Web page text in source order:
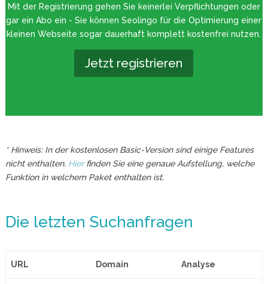
Mit der Registrierung gehen Sie keinerlei Verpflichtungen oder
gar ein Abo ein - Sie können Seolingo für die Optimierung einer
kleinen Webseite sogar dauerhaft komplett kostenfrei nutzen.
Jetzt registrieren
* Hinweis: In der kostenlosen Basic-Version sind einige Features
nicht enthalten. Hierfinden Sie eine genaue Aufstellung, welche
Funktion in welchem Paket enthalten ist.
Die letzten Suchanfragen
URL Domain Analyse